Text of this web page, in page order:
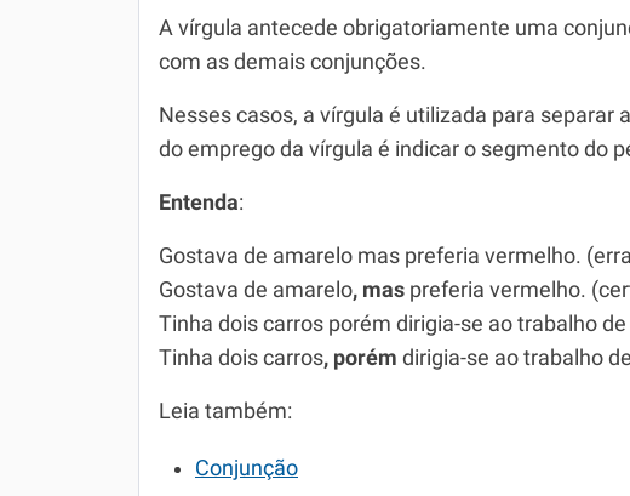
A vírgula antecede obrigatoriamente uma
com as demais conjunções.
Nesses casos, a vírgula é utilizada para separar
do emprego da vírgula é indicar o segmento do
Entenda:
Gostava de amarelo mas preferia vermelho.
Gostava de amarelo, mas preferia vermelho.
Tinha dois carros porém dirigia-se ao trabalho
Tinha dois carros, porém dirigia-se ao trabalho
Leia também:
Conjunção